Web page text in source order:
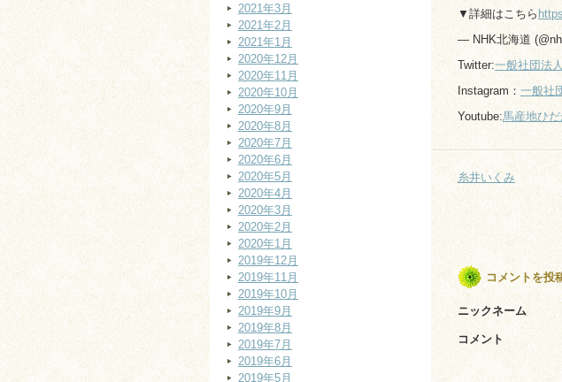
▼詳細はこちら
— NHK北海道
Twitter:一般社団法
Instagram： 一般社
Youtube:馬産地ひ
糸井いくみ
コメントを投
ニックネーム
コメント
2021年3月
2021年2月
2021年1月
2020年12月
2020年11月
2020年10月
2020年9月
2020年8月
2020年7月
2020年6月
2020年5月
2020年4月
2020年3月
2020年2月
2020年1月
2019年12月
2019年11月
2019年10月
2019年9月
2019年8月
2019年7月
2019年6月
2019年5月